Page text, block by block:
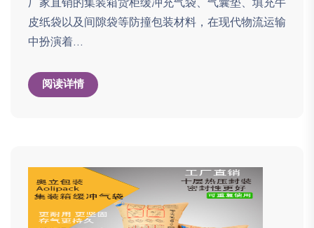
皮纸袋以及间隙袋等防撞包装材料，在现代物流运输
中扮演着...
阅读详情